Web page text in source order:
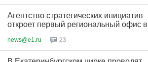
Агентство стратегических инициатив
откроет первый региональный офис в
news@e1.ru 23